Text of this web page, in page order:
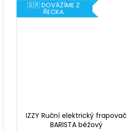
🇬🇷 DOVÁŽÍME Z
ŘECKA
IZZY Ruční elektrický frapovač
BARISTA béžový